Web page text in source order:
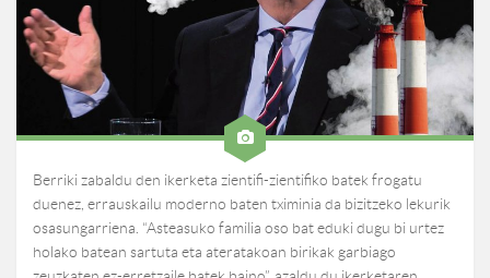
Berriki zabaldu den ikerketa zientifi-zientifiko batek frogatu
duenez, errauskailu moderno baten tximinia da bizitzeko lekurik
osasungarriena. “Asteasuko familia oso bat eduki dugu bi urtez
holako batean sartuta eta ateratakoan birikak garbiago